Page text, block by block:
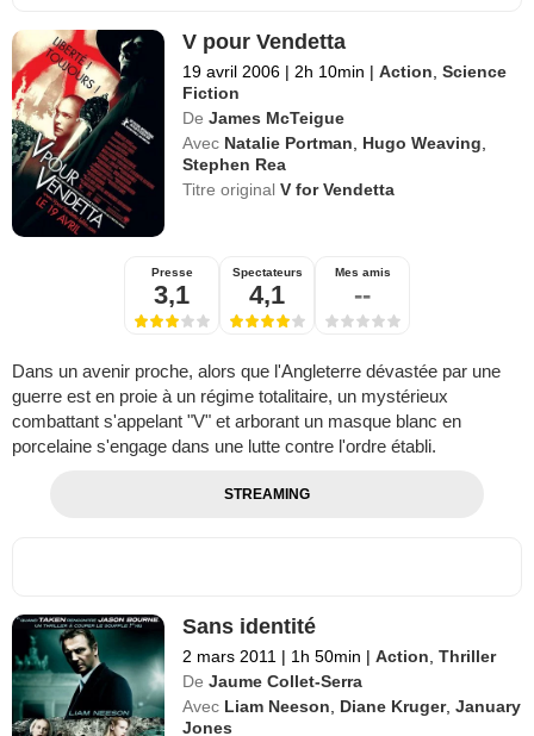
V pour Vendetta
19 avril 2006 | 2h 10min | Action ,Science
Fiction
De James McTeigue
Avec Natalie Portman Hugo Weaving
Stephen Rea
Titre originalV for Vendetta
Presse
3,1
Spectateurs
4,1
Mes amis
--
Dans un avenir proche, alors que l'Angleterre dévastée par une
guerre est en proie à un régime totalitaire, un mystérieux
combattant s'appelant "V" et arborant un masque blanc en
porcelaine s'engage dans une lutte contre l'ordre établi.
STREAMING
Sans identité
2 mars 2011 | 1h 50min | Action ,Thriller
De Jaume Collet-Serra
Avec Liam Neeson Diane Kruger,January
Jones